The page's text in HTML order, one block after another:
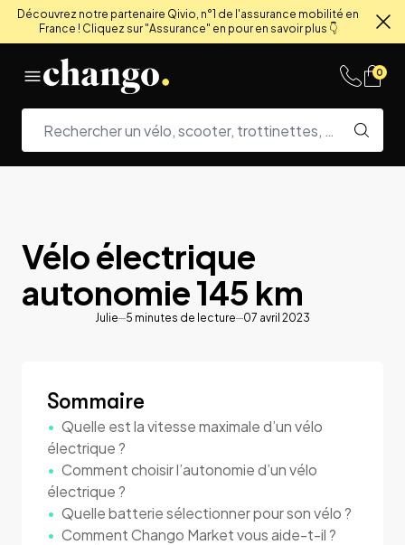
Découvrez notre partenaire Qivio, n°1 de l'assurance mobilité en
France ! Cliquez sur "Assurance" en pour en savoir plus 👇
0
Vélo électrique
autonomie 145 km
Julie 5 minutes de lecture 07 avril 2023
Sommaire
Quelle est la vitesse maximale d’un vélo
électrique ?
Comment choisir l’autonomie d’un vélo
électrique ?
Quelle batterie sélectionner pour son vélo ?
Comment Chango Market vous aide-t-il ?